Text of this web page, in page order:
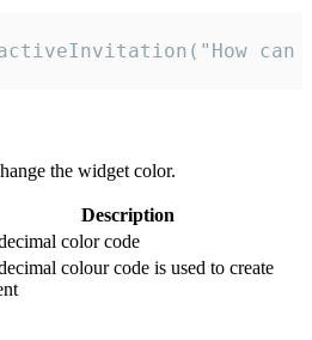
the widget color.
Description
color code
colour code is used to create